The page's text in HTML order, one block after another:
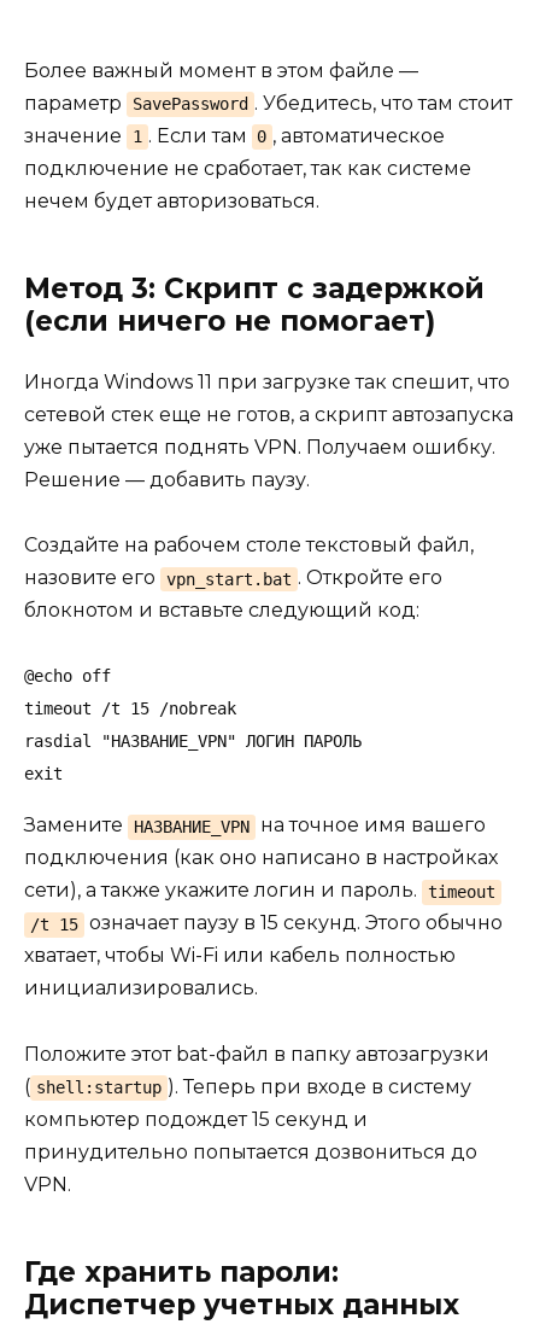
Более важный момент в этом файле —
параметр
SavePassword . Убедитесь, что там стоит
значение
1 . Если там 0 , автоматическое
подключение не сработает, так как системе
нечем будет авторизоваться.
Метод 3: Скрипт с задержкой
(если ничего не помогает)
Иногда Windows 11 при загрузке так спешит, что
сетевой стек еще не готов, а скрипт автозапуска
уже пытается поднять VPN. Получаем ошибку.
Решение — добавить паузу.
Создайте на рабочем столе текстовый файл,
назовите его
vpn_start.bat . Откройте его
блокнотом и вставьте следующий код:
@echo off
timeout /t 15 /nobreak
rasdial "НАЗВАНИЕ_VPN" ЛОГИН ПАРОЛЬ
exit
Замените НАЗВАНИЕ_VPN
на точное имя вашего
подключения (как оно написано в настройках
сети), а также укажите логин и пароль.
timeout
/t 15 означает паузу в 15 секунд. Этого обычно
хватает, чтобы Wi-Fi или кабель полностью
инициализировались.
Положите этот bat-файл в папку автозагрузки
( shell:startup ). Теперь при входе в систему
компьютер подождет 15 секунд и
принудительно попытается дозвониться до
VPN.
Где хранить пароли:
Диспетчер учетных данных